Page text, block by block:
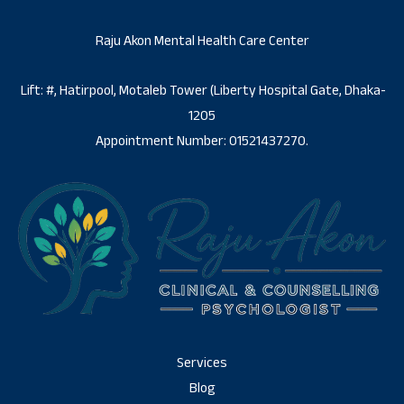
Raju Akon Mental Health Care Center
Lift: #, Hatirpool, Motaleb Tower (Liberty Hospital Gate, Dhaka-
1205
Appointment Number: 01521437270.
Services
Blog